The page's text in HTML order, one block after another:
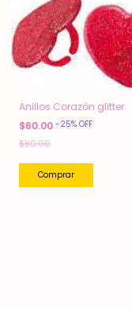
Anillos Corazón glitter
$60.00 -25% OFF
$80.00